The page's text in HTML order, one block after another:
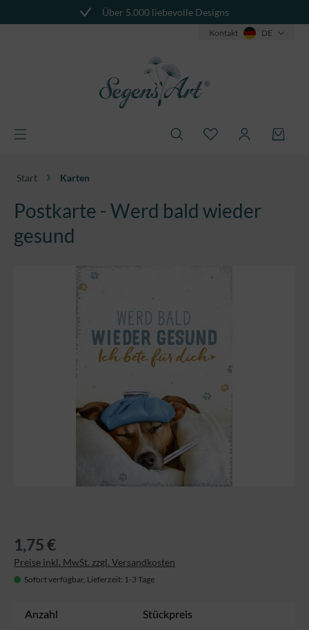
Über 5.000 liebevolle Designs
Kontakt DE
Start Karten
Postkarte - Werd bald wieder
gesund
Bildergalerie überspringen
1,75 €
Preise inkl. MwSt. zzgl. Versandkosten
Sofort verfügbar, Lieferzeit: 1-3 Tage
Anzahl Stückpreis